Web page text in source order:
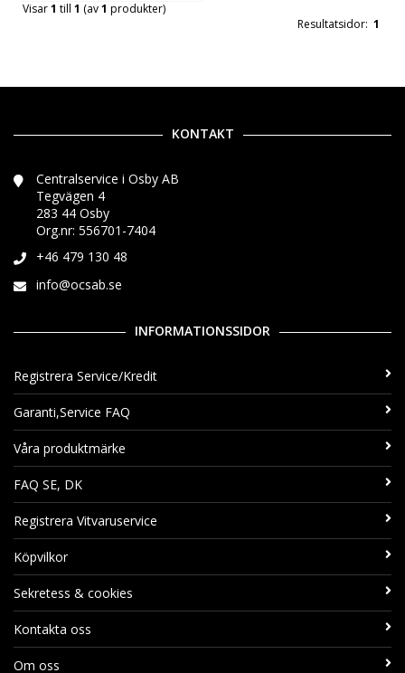
Visar1 till 1 (av1 produkter)
Resultatsidor: 1
KONTAKT
Centralservice i Osby AB
Tegvägen 4
283 44 Osby
Org.nr: 556701-7404
+46 479 130 48
info@ocsab.se
INFORMATIONSSIDOR
Registrera Service/Kredit
Garanti,Service FAQ
Våra produktmärke
FAQ SE, DK
Registrera Vitvaruservice
Köpvilkor
Sekretess & cookies
Kontakta oss
Om oss